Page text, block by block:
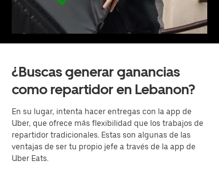
¿Buscas generar ganancias
como repartidor en Lebanon?
En su lugar, intenta hacer entregas con la app de
Uber, que ofrece más flexibilidad que los trabajos de
repartidor tradicionales. Estas son algunas de las
ventajas de ser tu propio jefe a través de la app de
Uber Eats.